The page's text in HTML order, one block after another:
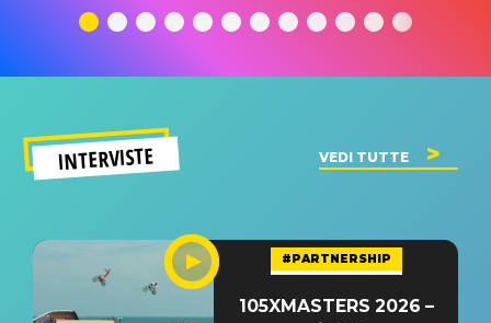
significato
del singolo
INTERVISTE VEDI TUTTE
#PARTNERSHIP
105XMASTERS 2026 –